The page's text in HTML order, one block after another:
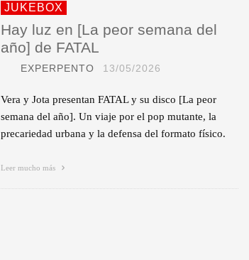
JUKEBOX
Hay luz en [La peor semana del
año] de FATAL
EXPERPENTO 13/05/2026
Vera y Jota presentan FATAL y su disco [La peor
semana del año]. Un viaje por el pop mutante, la
precariedad urbana y la defensa del formato físico.
Leer mucho más